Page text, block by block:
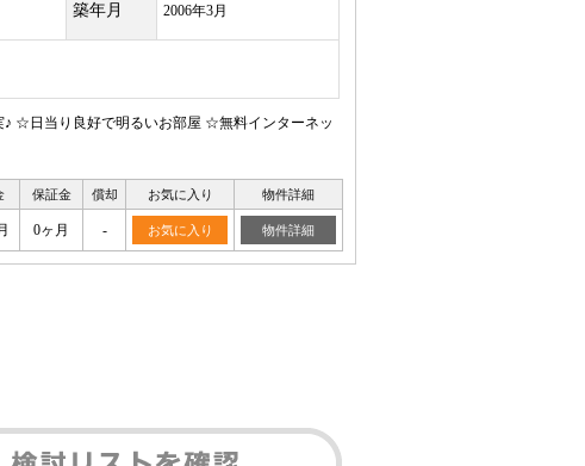
築年月 2006年3月
☆日当り良好で明るいお部屋 ☆無料インターネッ
保証金 償却 お気に入り 物件詳細
0ヶ月 - お気に入り 物件詳細